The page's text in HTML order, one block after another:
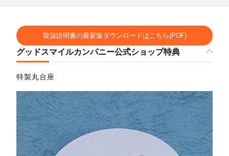
取扱説明書の最新版ダウンロードはこちら(PDF)
グッドスマイルカンパニー公式ショップ特典
特製丸台座